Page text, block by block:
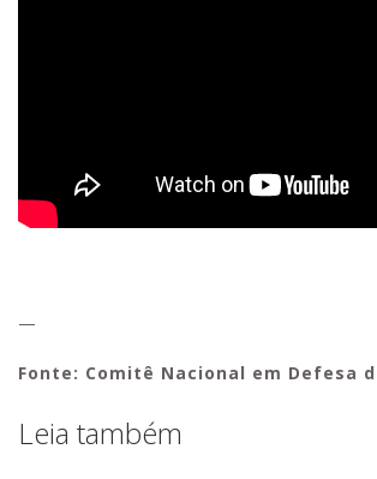
—
Fonte: Comitê Nacional em Defesa
Leia também